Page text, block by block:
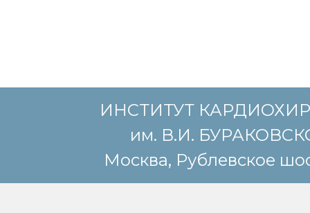
ИНСТИТУТ
им. В.И.
Москва, Рублевское